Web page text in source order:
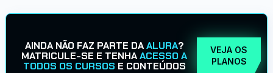
AINDA NÃO FAZ PARTE DAALURA?
MATRICULE-SE E TENHAACESSO A
TODOS OS CURSOS E CONTEÚDOS
VEJA OS
PLANOS